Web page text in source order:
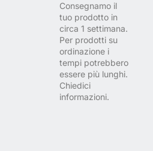
Consegnamo il
tuo prodotto in
circa 1 settimana.
Per prodotti su
ordinazione i
tempi potrebbero
essere più lunghi.
Chiedici
informazioni.